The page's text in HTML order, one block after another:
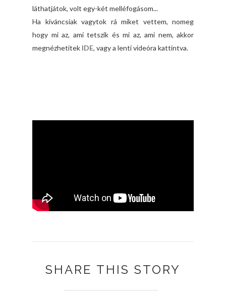
láthatjátok, volt egy-két melléfogásom...
Ha kíváncsiak vagytok rá miket vettem, nomeg
hogy mi az, ami tetszik és mi az, ami nem, akkor
megnézhetitek IDE, vagy a lenti videóra kattintva.
SHARE THIS STORY